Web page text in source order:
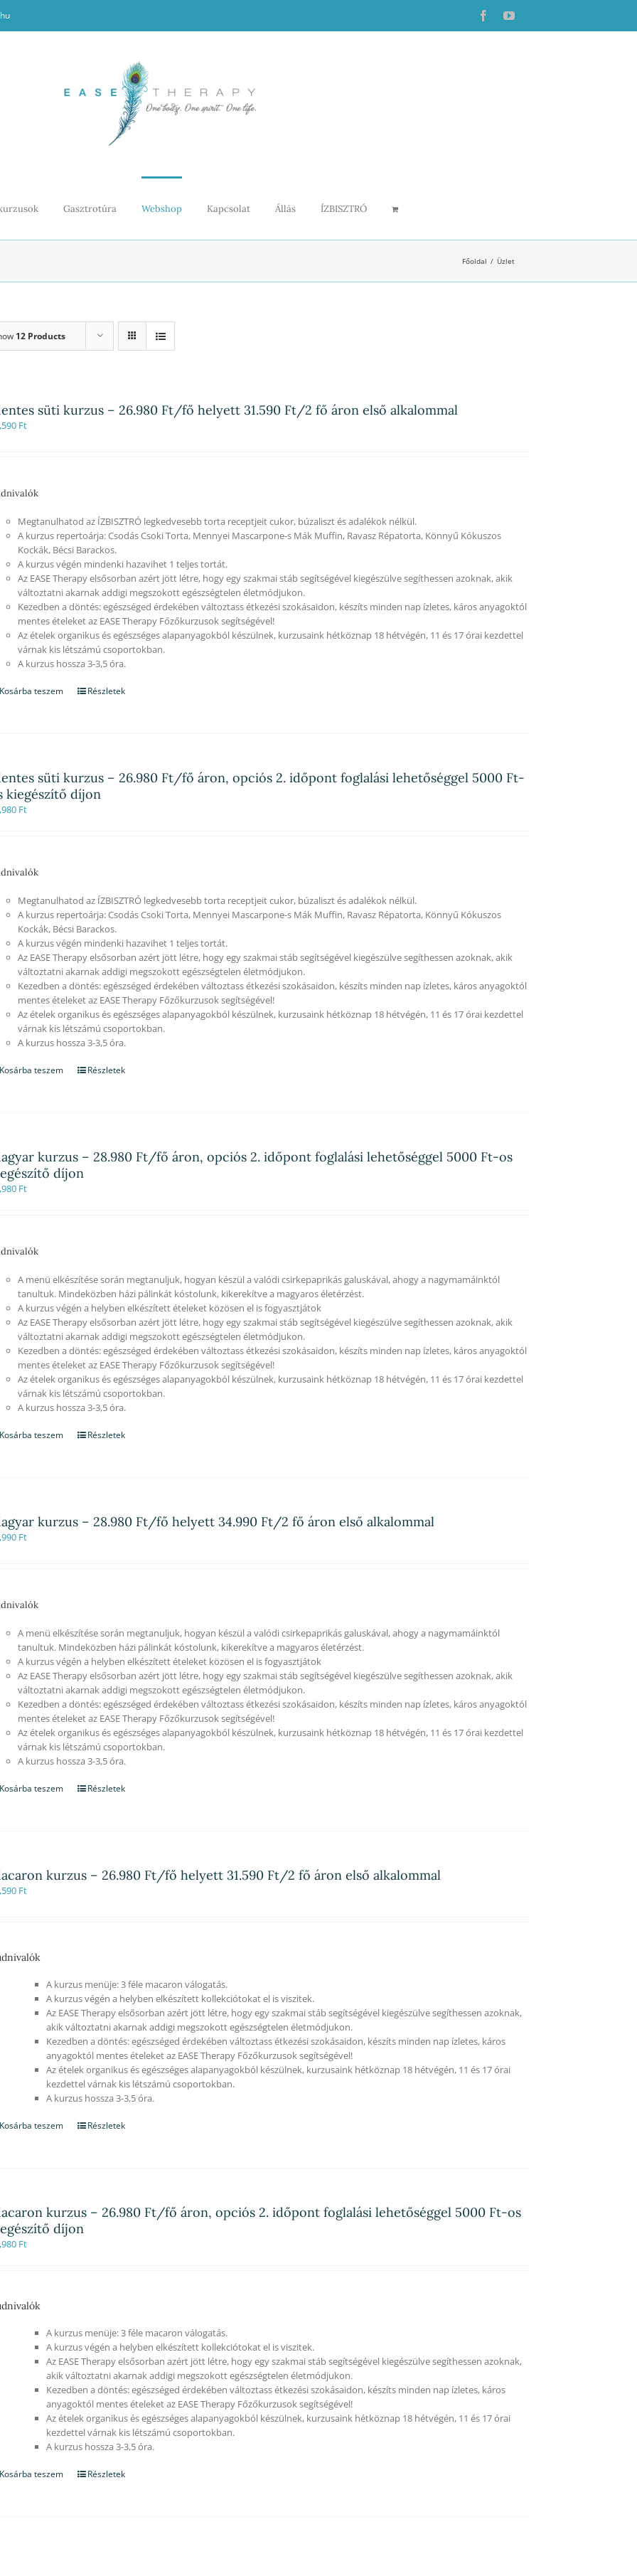
FacebookYouTube
Gasztrotúra Webshop Kapcsolat Állás ÍZBISZTRÓ
Főoldal Üzlet
12 Products
süti kurzus – 26.980 Ft/fő helyett 31.590 Ft/2 fő áron első alkalommal
Ft
Megtanulhatod az ÍZBISZTRÓ legkedvesebb torta receptjeit cukor, búzaliszt és adalékok nélkül.
A kurzus repertoárja: Csodás Csoki Torta, Mennyei Mascarpone-s Mák Muffin, Ravasz Répatorta, Könnyű Kókuszos
Kockák, Bécsi Barackos.
A kurzus végén mindenki hazavihet 1 teljes tortát.
Az EASE Therapy elsősorban azért jött létre, hogy egy szakmai stáb segítségével kiegészülve segíthessen azoknak, akik
változtatni akarnak addigi megszokott egészségtelen életmódjukon.
Kezedben a döntés: egészséged érdekében változtass étkezési szokásaidon, készíts minden nap ízletes, káros anyagoktól
mentes ételeket az EASE Therapy Főzőkurzusok segítségével!
Az ételek organikus és egészséges alapanyagokból készülnek, kurzusaink hétköznap 18 hétvégén, 11 és 17 órai kezdettel
várnak kis létszámú csoportokban.
A kurzus hossza 3-3,5 óra.
teszem Részletek
süti kurzus – 26.980 Ft/fő áron, opciós 2. időpont foglalási lehetőséggel 5000 Ft-
kiegészítő díjon
Ft
Megtanulhatod az ÍZBISZTRÓ legkedvesebb torta receptjeit cukor, búzaliszt és adalékok nélkül.
A kurzus repertoárja: Csodás Csoki Torta, Mennyei Mascarpone-s Mák Muffin, Ravasz Répatorta, Könnyű Kókuszos
Kockák, Bécsi Barackos.
A kurzus végén mindenki hazavihet 1 teljes tortát.
Az EASE Therapy elsősorban azért jött létre, hogy egy szakmai stáb segítségével kiegészülve segíthessen azoknak, akik
változtatni akarnak addigi megszokott egészségtelen életmódjukon.
Kezedben a döntés: egészséged érdekében változtass étkezési szokásaidon, készíts minden nap ízletes, káros anyagoktól
mentes ételeket az EASE Therapy Főzőkurzusok segítségével!
Az ételek organikus és egészséges alapanyagokból készülnek, kurzusaink hétköznap 18 hétvégén, 11 és 17 órai kezdettel
várnak kis létszámú csoportokban.
A kurzus hossza 3-3,5 óra.
teszem Részletek
kurzus – 28.980 Ft/fő áron, opciós 2. időpont foglalási lehetőséggel 5000 Ft-os
díjon
Ft
A menü elkészítése során megtanuljuk, hogyan készül a valódi csirkepaprikás galuskával, ahogy a nagymamáinktól
tanultuk. Mindeközben házi pálinkát kóstolunk, kikerekítve a magyaros életérzést.
A kurzus végén a helyben elkészített ételeket közösen el is fogyasztjátok
Az EASE Therapy elsősorban azért jött létre, hogy egy szakmai stáb segítségével kiegészülve segíthessen azoknak, akik
változtatni akarnak addigi megszokott egészségtelen életmódjukon.
Kezedben a döntés: egészséged érdekében változtass étkezési szokásaidon, készíts minden nap ízletes, káros anyagoktól
mentes ételeket az EASE Therapy Főzőkurzusok segítségével!
Az ételek organikus és egészséges alapanyagokból készülnek, kurzusaink hétköznap 18 hétvégén, 11 és 17 órai kezdettel
várnak kis létszámú csoportokban.
A kurzus hossza 3-3,5 óra.
teszem Részletek
kurzus – 28.980 Ft/fő helyett 34.990 Ft/2 fő áron első alkalommal
Ft
A menü elkészítése során megtanuljuk, hogyan készül a valódi csirkepaprikás galuskával, ahogy a nagymamáinktól
tanultuk. Mindeközben házi pálinkát kóstolunk, kikerekítve a magyaros életérzést.
A kurzus végén a helyben elkészített ételeket közösen el is fogyasztjátok
Az EASE Therapy elsősorban azért jött létre, hogy egy szakmai stáb segítségével kiegészülve segíthessen azoknak, akik
változtatni akarnak addigi megszokott egészségtelen életmódjukon.
Kezedben a döntés: egészséged érdekében változtass étkezési szokásaidon, készíts minden nap ízletes, káros anyagoktól
mentes ételeket az EASE Therapy Főzőkurzusok segítségével!
Az ételek organikus és egészséges alapanyagokból készülnek, kurzusaink hétköznap 18 hétvégén, 11 és 17 órai kezdettel
várnak kis létszámú csoportokban.
A kurzus hossza 3-3,5 óra.
teszem Részletek
kurzus – 26.980 Ft/fő helyett 31.590 Ft/2 fő áron első alkalommal
Ft
A kurzus menüje: 3 féle macaron válogatás.
A kurzus végén a helyben elkészített kollekciótokat el is viszitek.
Az EASE Therapy elsősorban azért jött létre, hogy egy szakmai stáb segítségével kiegészülve segíthessen azoknak,
akik változtatni akarnak addigi megszokott egészségtelen életmódjukon.
Kezedben a döntés: egészséged érdekében változtass étkezési szokásaidon, készíts minden nap ízletes, káros
anyagoktól mentes ételeket az EASE Therapy Főzőkurzusok segítségével!
Az ételek organikus és egészséges alapanyagokból készülnek, kurzusaink hétköznap 18 hétvégén, 11 és 17 órai
kezdettel várnak kis létszámú csoportokban.
A kurzus hossza 3-3,5 óra.
teszem Részletek
kurzus – 26.980 Ft/fő áron, opciós 2. időpont foglalási lehetőséggel 5000 Ft-os
díjon
Ft
A kurzus menüje: 3 féle macaron válogatás.
A kurzus végén a helyben elkészített kollekciótokat el is viszitek.
Az EASE Therapy elsősorban azért jött létre, hogy egy szakmai stáb segítségével kiegészülve segíthessen azoknak,
akik változtatni akarnak addigi megszokott egészségtelen életmódjukon.
Kezedben a döntés: egészséged érdekében változtass étkezési szokásaidon, készíts minden nap ízletes, káros
anyagoktól mentes ételeket az EASE Therapy Főzőkurzusok segítségével!
Az ételek organikus és egészséges alapanyagokból készülnek, kurzusaink hétköznap 18 hétvégén, 11 és 17 órai
kezdettel várnak kis létszámú csoportokban.
A kurzus hossza 3-3,5 óra.
teszem Részletek